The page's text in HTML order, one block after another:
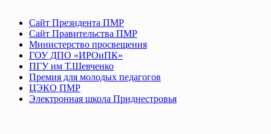
Сайт Президента ПМР
Сайт Правительства ПМР
Министерство просвещения
ГОУ ДПО «ИРОиПК»
ПГУ им Т.Шевченко
Премия для молодых педагогов
ЦЭКО ПМР
Электронная школа Приднестровья